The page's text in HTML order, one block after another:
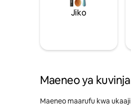
Jiko
Maeneo ya
Maeneo maarufu kwa